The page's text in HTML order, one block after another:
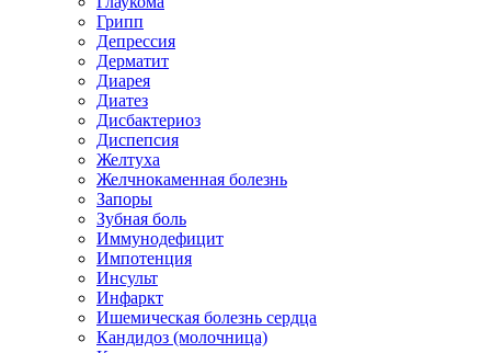
Грипп
Депрессия
Дерматит
Диарея
Диатез
Дисбактериоз
Диспепсия
Желтуха
Желчнокаменная болезнь
Запоры
Зубная боль
Иммунодефицит
Импотенция
Инсульт
Инфаркт
Ишемическая болезнь сердца
Кандидоз (молочница)